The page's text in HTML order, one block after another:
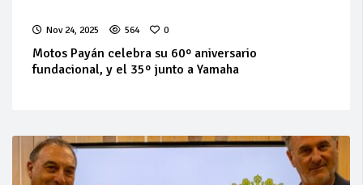
Nov 24, 2025 564 0
Motos Payán celebra su 60º aniversario
fundacional, y el 35º junto a Yamaha